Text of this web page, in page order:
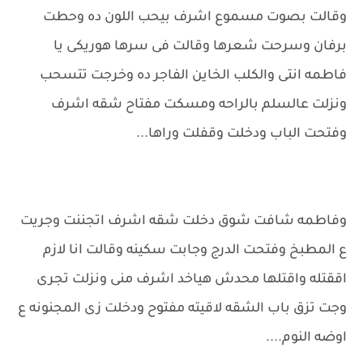
وقالت بصوت مسموع اشرف بيحب اللون ده وحطت
برفان وسرحت شعرها وقالت فى سرها هوريكى يا
فاطمه انتى والكلب الخاين الفاجر ده وخرجت تتسحب
ونزلت عالسلم بالراحه ومسكت مفتاح شقه اشرف
وفتحت الباب ودخلت وقفلت وراها...
وفاطمه شافت شوق دخلت شقه اشرف اتجننت وجريت
ع المطبخ وفتحت الدرج وجابت سكينه وقالت انا لازم
اققتله واقتلها محدش هياخد اشرف منى ونزلت تجرى
وجت تزق باب الشقه لاقيته مفتوح ودخلت زى المجنونه ع
اوضه النوم....